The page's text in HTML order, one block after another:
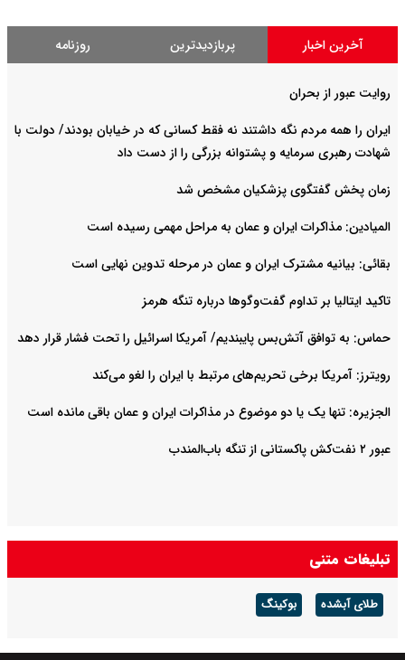
آخرین اخبار پربازدیدترین روزنامه
روایت عبور از بحران
ایران را همه مردم نگه داشتند نه فقط کسانی که در خیابان بودند/ دولت با
شهادت رهبری سرمایه و پشتوانه بزرگی را از دست داد
زمان پخش گفتگوی پزشکیان مشخص شد
المیادین: مذاکرات ایران و عمان به مراحل مهمی رسیده است
بقائی: بیانیه مشترک ایران و عمان در مرحله تدوین نهایی است
تاکید ایتالیا بر تداوم گفت‌وگوها درباره تنگه هرمز
حماس: به توافق آتش‌بس پایبندیم/ آمریکا اسرائیل را تحت فشار قرار دهد
رویترز: آمریکا برخی تحریم‌های مرتبط با ایران را لغو می‌کند
الجزیره: تنها یک یا دو موضوع در مذاکرات ایران و عمان باقی مانده است
عبور ۲ نفت‌کش پاکستانی از تنگه باب‌المندب
تبلیغات متنی
طلای آبشده بوکینگ